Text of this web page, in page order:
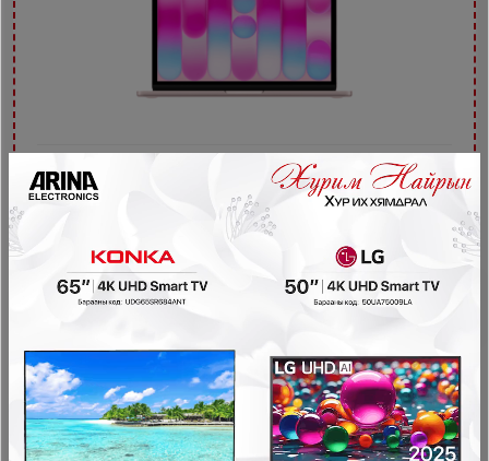
Apple MacBook Neo 13-inch A18 Pro MHFD4ZA/A
Зөөврийн Компьютер
2,999,900₮
- 100,000₮